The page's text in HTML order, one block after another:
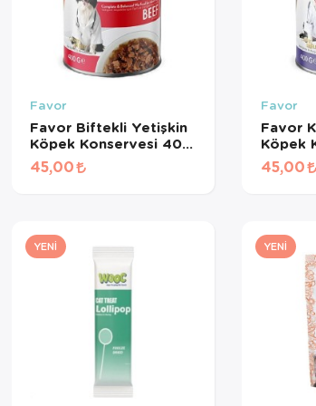
Favor
Favor Biftekli Yetişkin
Köpek Konservesi 400
Gr
45,00
Favor
Favor
Köpek
Gr
45,00
YENI YENI